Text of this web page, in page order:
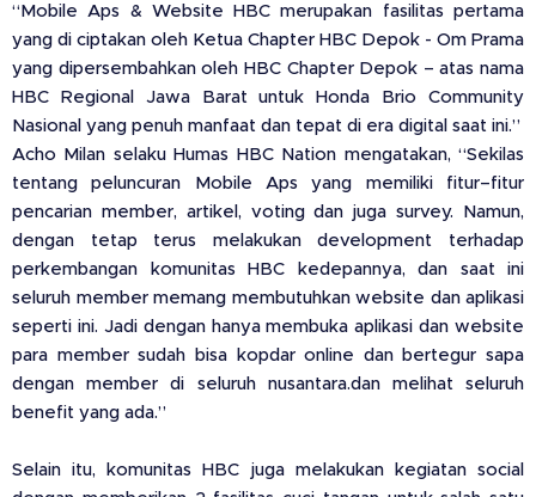
“Mobile Aps & Website HBC merupakan fasilitas pertama
yang di ciptakan oleh Ketua Chapter HBC Depok - Om Prama
yang dipersembahkan oleh HBC Chapter Depok – atas nama
HBC Regional Jawa Barat untuk Honda Brio Community
Nasional yang penuh manfaat dan tepat di era digital saat ini.”
Acho Milan selaku Humas HBC Nation mengatakan, “Sekilas
tentang peluncuran Mobile Aps yang memiliki fitur–fitur
pencarian member, artikel, voting dan juga survey. Namun,
dengan tetap terus melakukan development terhadap
perkembangan komunitas HBC kedepannya, dan saat ini
seluruh member memang membutuhkan website dan aplikasi
seperti ini. Jadi dengan hanya membuka aplikasi dan website
para member sudah bisa kopdar online dan bertegur sapa
dengan member di seluruh nusantara.dan melihat seluruh
benefit yang ada.”
Selain itu, komunitas HBC juga melakukan kegiatan social